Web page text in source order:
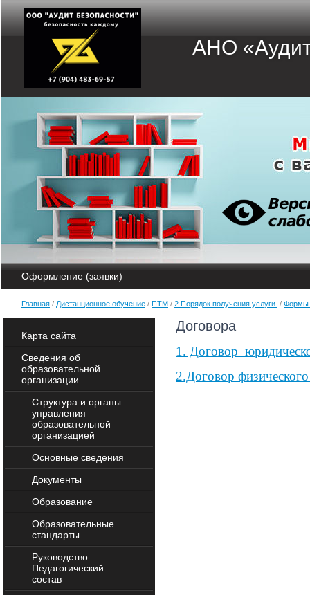
АНО
Оформление (заявки)
Главная / Дистанционное обучение / ПТМ / 2.Порядок получения услуги. / Формы
Карта сайта
Сведения об
образовательной
организации
Структура и органы
управления
образовательной
организацией
Основные сведения
Документы
Образование
Образовательные
стандарты
Руководство.
Педагогический
состав
Договора
1. Договор
2.Договор